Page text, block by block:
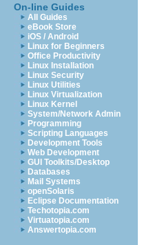
On-line Guides
All Guides
eBook Store
iOS / Android
Linux for Beginners
Office Productivity
Linux Installation
Linux Security
Linux Utilities
Linux Virtualization
Linux Kernel
System/Network Admin
Programming
Scripting Languages
Development Tools
Web Development
GUI Toolkits/Desktop
Databases
Mail Systems
openSolaris
Eclipse Documentation
Techotopia.com
Virtuatopia.com
Answertopia.com